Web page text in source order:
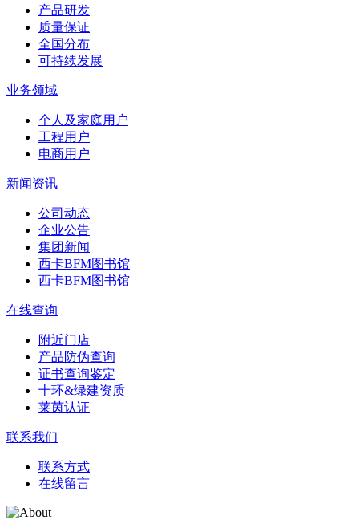
产品研发
质量保证
全国分布
可持续发展
业务领域
个人及家庭用户
工程用户
电商用户
新闻资讯
公司动态
企业公告
集团新闻
西卡BFM图书馆
西卡BFM图书馆
在线查询
附近门店
产品防伪查询
证书查询鉴定
十环&绿建资质
莱茵认证
联系我们
联系方式
在线留言